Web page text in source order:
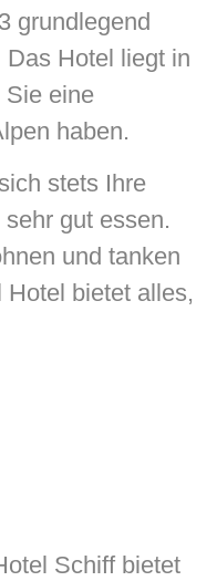
grundlegend
Hotel liegt in
Sie eine
haben.
stets Ihre
gut essen.
und tanken
bietet alles,
Schiff bietet